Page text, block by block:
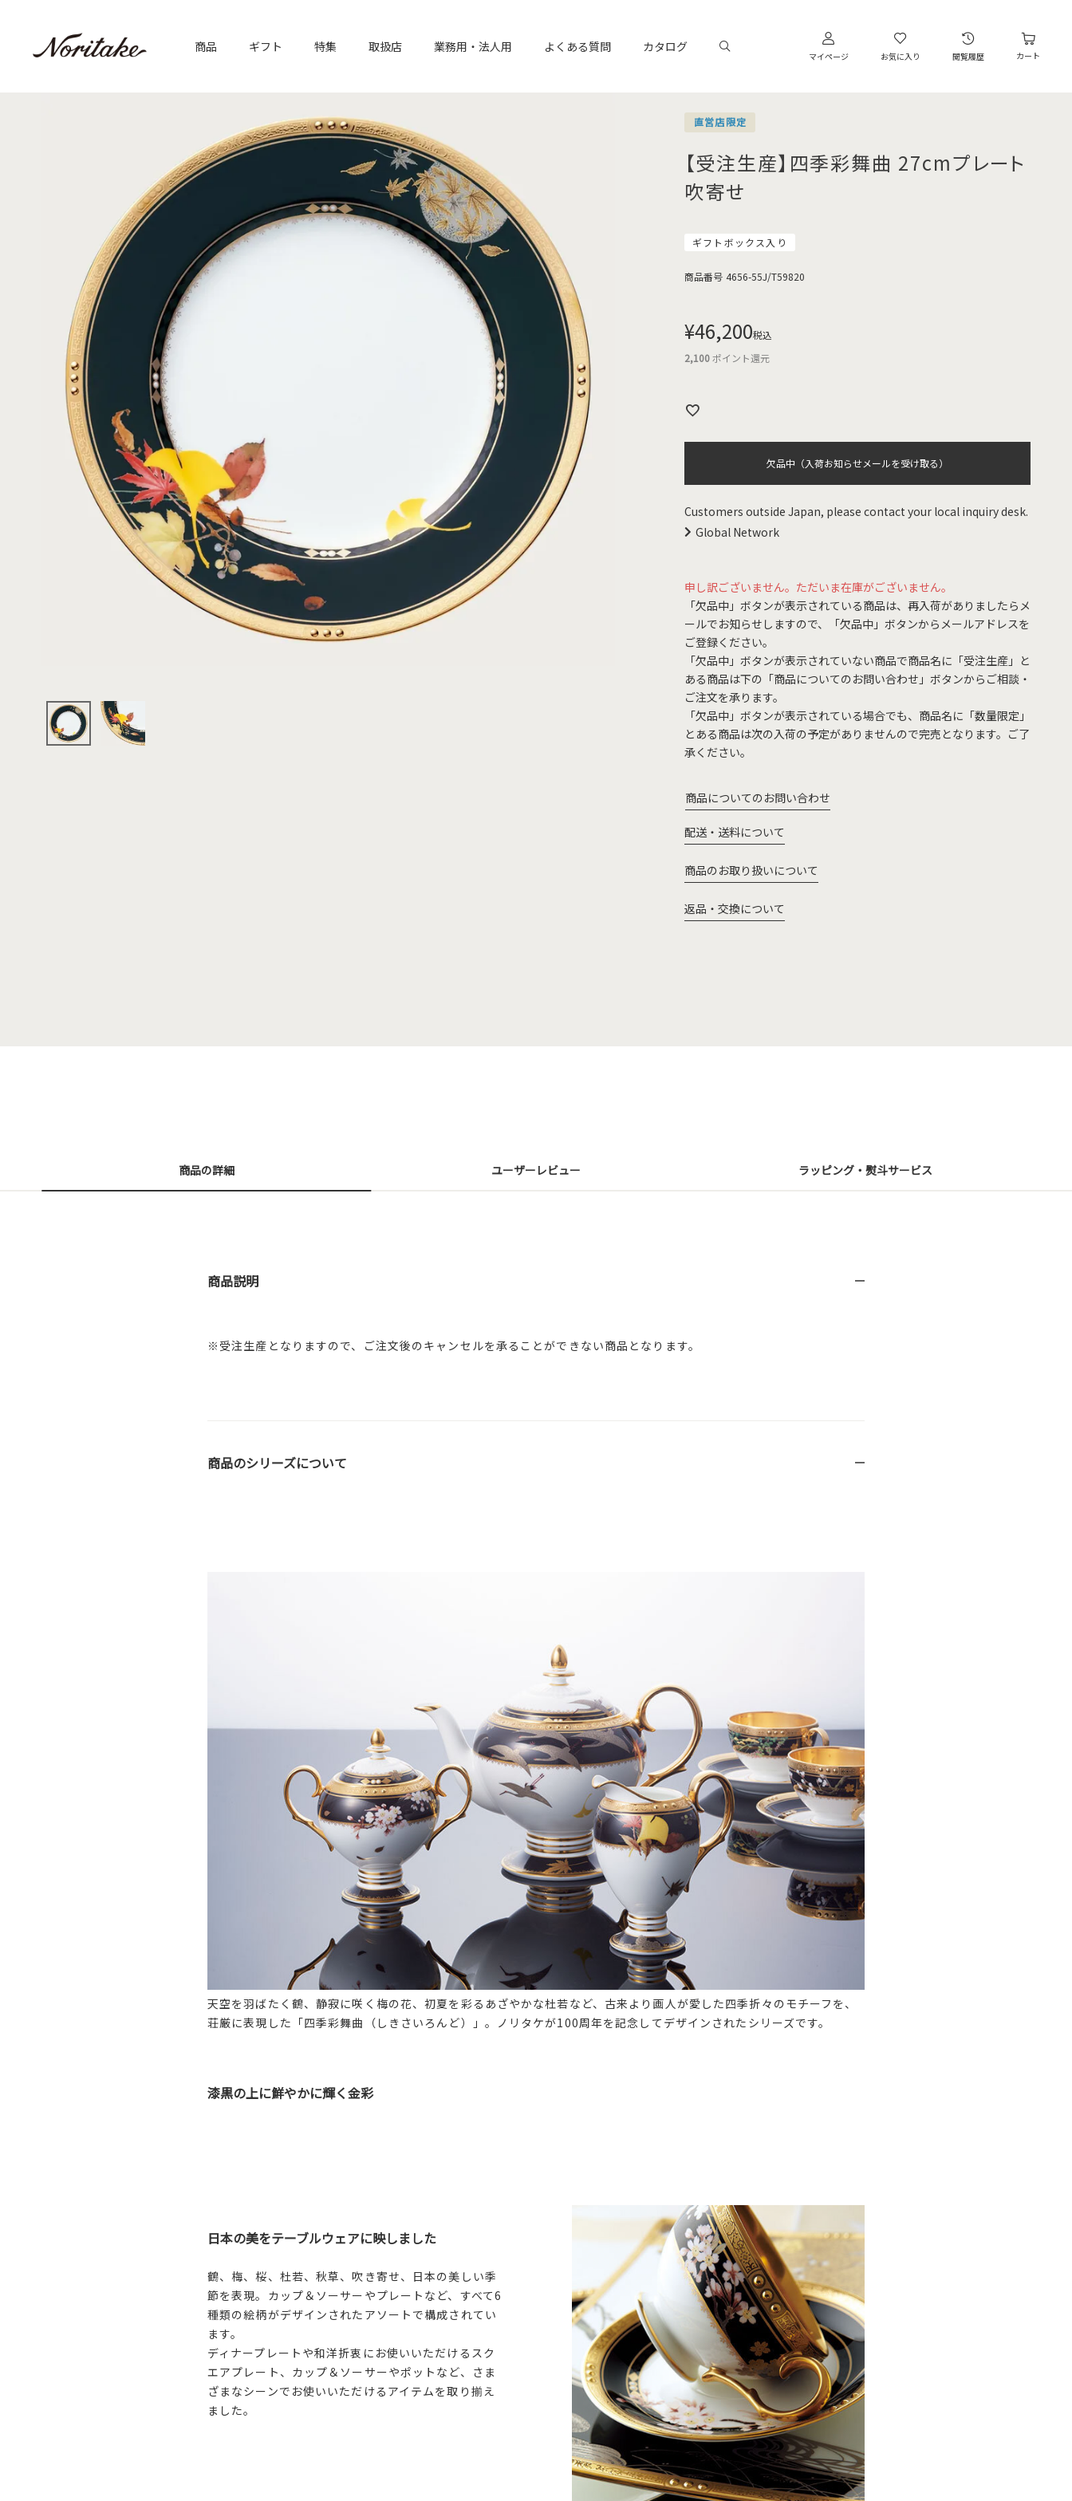
商品 ギフト 特集 取扱店 業務用・法人用 よくある質問 カタログ
マイページ お気に入り 閲覧履歴 カート
直営店限定
【受注生産】四季彩舞曲 27cmプレート
吹寄せ
ギフトボックス入り
商品番号 4656-55J/T59820
¥46,200税込
2,100ポイント還元
欠品中（入荷お知らせメールを受け取る）
Customers outside Japan, please contact your local inquiry desk.
Global Network
申し訳ございません。ただいま在庫がございません。
「欠品中」ボタンが表示されている商品は、再入荷がありましたらメ
ールでお知らせしますので、「欠品中」ボタンからメールアドレスを
ご登録ください。
「欠品中」ボタンが表示されていない商品で商品名に「受注生産」と
ある商品は下の「商品についてのお問い合わせ」ボタンからご相談・
ご注文を承ります。
「欠品中」ボタンが表示されている場合でも、商品名に「数量限定」
とある商品は次の入荷の予定がありませんので完売となります。ご了
承ください。
商品についてのお問い合わせ
配送・送料について
商品のお取り扱いについて
返品・交換について
商品の詳細 ユーザーレビュー ラッピング・熨斗サービス
商品説明
※受注生産となりますので、ご注文後のキャンセルを承ることができない商品となります。
商品のシリーズについて
天空を羽ばたく鶴、静寂に咲く梅の花、初夏を彩るあざやかな杜若など、古来より画人が愛した四季折々のモチーフを、
荘厳に表現した「四季彩舞曲（しきさいろんど）」。ノリタケが100周年を記念してデザインされたシリーズです。
漆黒の上に鮮やかに輝く金彩
日本の美をテーブルウェアに映しました
鶴、梅、桜、杜若、秋草、吹き寄せ、日本の美しい季
節を表現。カップ＆ソーサーやプレートなど、すべて6
種類の絵柄がデザインされたアソートで構成されてい
ます。
ディナープレートや和洋折衷にお使いいただけるスク
エアプレート、カップ＆ソーサーやポットなど、さま
ざまなシーンでお使いいただけるアイテムを取り揃え
ました。